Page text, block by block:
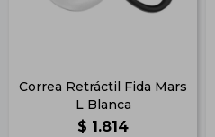
Correa Retráctil Fida Mars
L Blanca
$ 1.814